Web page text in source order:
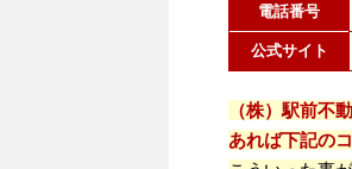
電話番号
公式サイト
（株）駅前不
あれば下記の